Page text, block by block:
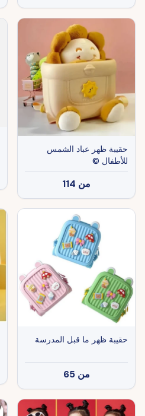
حقيبة ظهر عباد الشمس
للأطفال ©
من 114
حقيبة ظهر ما قبل المدرسة
من 65